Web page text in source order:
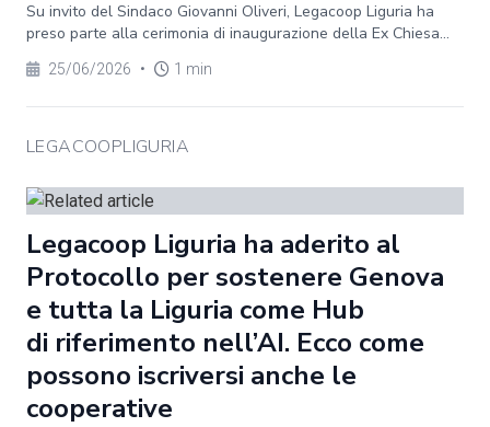
Su invito del Sindaco Giovanni Oliveri, Legacoop Liguria ha
preso parte alla cerimonia di inaugurazione della Ex Chiesa...
25/06/2026 • 1 min
LEGACOOPLIGURIA
Legacoop Liguria ha aderito al
Protocollo per sostenere Genova
e tutta la Liguria come Hub
di riferimento nell’AI. Ecco come
possono iscriversi anche le
cooperative